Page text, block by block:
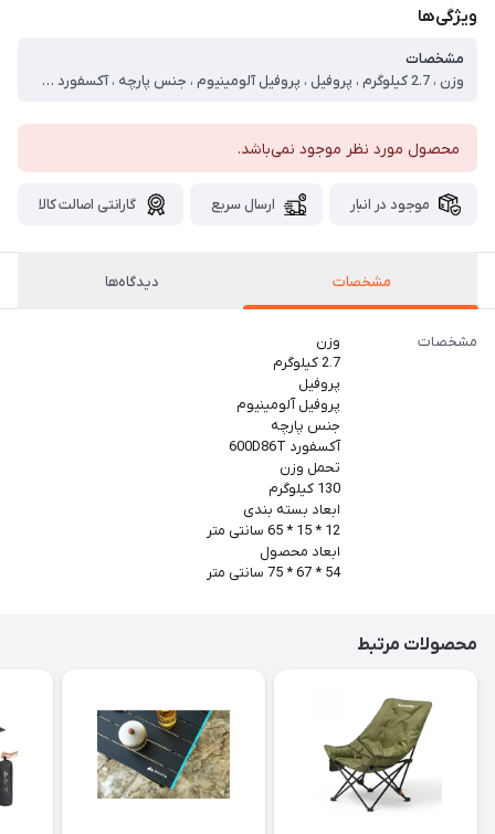
ویژگی‌ها
مشخصات
وزن ، 2.7 کیلوگرم ، پروفیل ، پروفیل آلومینیوم ، جنس پارچه ، آکسفورد 600D86T ، تحمل وزن ، 130 کیلوگرم ، ابعاد بسته بندی ، 12 * 15 * 65 سانتی متر ، ابعاد محصول ، 54 * 67 * 75 سانتی متر
محصول مورد نظر موجود نمی‌باشد.
موجود در انبار ارسال سریع گارانتی اصالت کالا
مشخصات دیدگاه‌ها
مشخصات
وزن
2.7 کیلوگرم
پروفیل
پروفیل آلومینیوم
جنس پارچه
آکسفورد 600D86T
تحمل وزن
130 کیلوگرم
ابعاد بسته بندی
12 * 15 * 65 سانتی متر
ابعاد محصول
54 * 67 * 75 سانتی متر
محصولات مرتبط